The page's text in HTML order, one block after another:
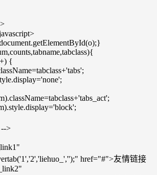
{
>
href="#">友情链接